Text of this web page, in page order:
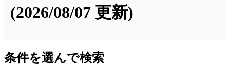
(2026/08/07 更新)
条件を選んで検索